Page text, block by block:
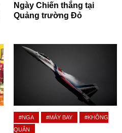
Ngày Chiến thắng tại
Quảng trường Đỏ
#NGA #MÁY BAY
#KHÔNG
QUÂN